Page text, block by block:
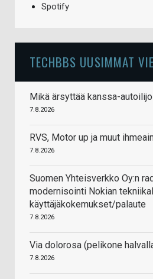
Spotify
TECHBBS UUSIMMAT
Mikä ärsyttää kanssa-
7.8.2026
RVS, Motor up ja muut
7.8.2026
Suomen Yhteisverkko Oy:n
modernisointi Nokian
käyttäjäkokemukset/palaute
7.8.2026
Via dolorosa (pelikone
7.8.2026